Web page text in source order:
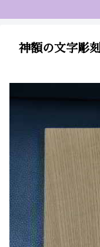
神額の文字彫刻